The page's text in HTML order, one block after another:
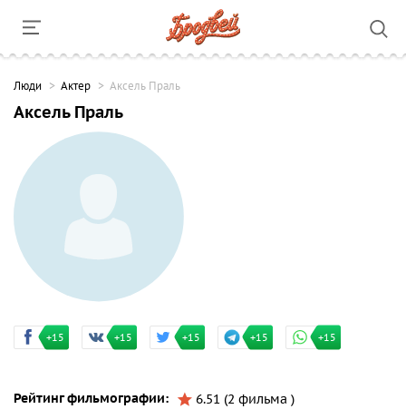
Люди Актер Аксель Праль
Аксель Праль
+15 +15 +15 +15 +15
Рейтинг фильмографии: 6.51 (2 фильма )